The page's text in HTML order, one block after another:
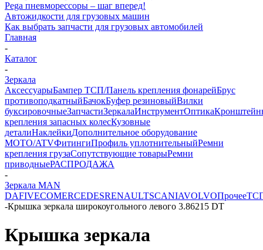
Pega пневморессоры – шаг вперед!
Автожидкости для грузовых машин
Как выбрать запчасти для грузовых автомобилей
Главная
-
Каталог
-
Зеркала
АксессуарыБампер ТСП/Панель крепления фонарейБрус
противоподкатныйБачокБуфер резиновыйВилки
буксировочныеЗапчастиЗеркалаИнструментОптика
крепления запасных колесКузовные
деталиНаклейкиДополнительное оборудование
MOTO/ATVФитингиПрофиль уплотнительныйРемни
крепления грузаСопутствующие товарыРемни
приводныеРАСПРОДАЖА
-
Зеркала MAN
DAFIVECOMERCEDESRENAULTSCANIAVOLVOПрочее
-Крышка зеркала широкоугольного левого 3.86215 DT
Крышка зеркала